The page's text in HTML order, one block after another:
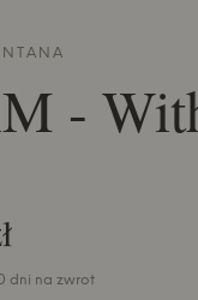
-
dni na zwrot